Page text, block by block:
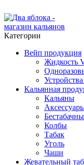
Категории
Вейп продукция
Жидкость
Кальянная
Кальяны
Колбы
Табак
Уголь
Чаши
Жевательный